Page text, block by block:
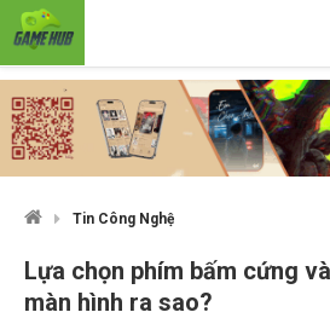
Tin Công Nghệ
Lựa chọn phím bấm cứng
màn hình ra sao?